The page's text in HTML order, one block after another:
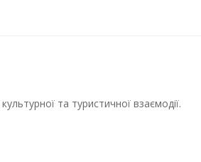
та туристичної взаємодії.